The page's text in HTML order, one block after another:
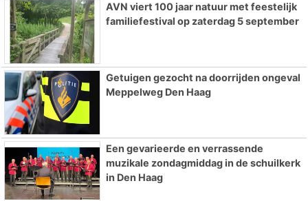
AVN viert 100 jaar natuur met feestelijk
familiefestival op zaterdag 5 september
Getuigen gezocht na doorrijden ongeval
Meppelweg Den Haag
Een gevarieerde en verrassende
muzikale zondagmiddag in de schuilkerk
in Den Haag